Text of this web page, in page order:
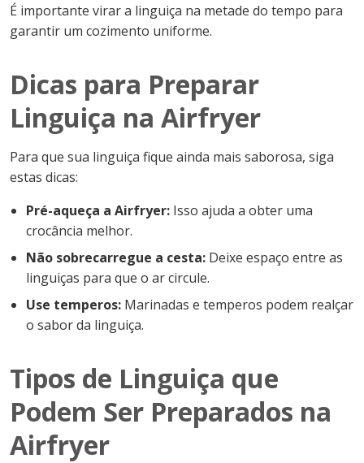
É importante virar a linguiça na metade do tempo para
garantir um cozimento uniforme.
Dicas para Preparar
Linguiça na Airfryer
Para que sua linguiça fique ainda mais saborosa, siga
estas dicas:
Pré-aqueça a Airfryer: Isso ajuda a obter uma
crocância melhor.
Não sobrecarregue a cesta: Deixe espaço entre as
linguiças para que o ar circule.
Use temperos: Marinadas e temperos podem realçar
o sabor da linguiça.
Tipos de Linguiça que
Podem Ser Preparados na
Airfryer